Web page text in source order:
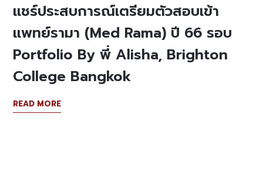
แชร์ประสบการณ์เตรียมตัวสอบเข้า
แพทย์รามา (Med Rama) ปี 66 รอบ
Portfolio By พี่ Alisha, Brighton
College Bangkok
READ MORE